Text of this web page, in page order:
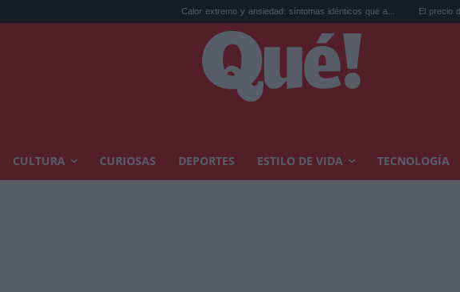
Calor extremo y ansiedad: síntomas idénticos que a... El precio de la vivienda en
CULTURA CURIOSAS DEPORTES ESTILO DE VIDA TECNOLOGÍA